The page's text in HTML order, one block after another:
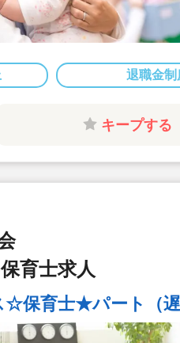
退職金制
キープする
育士求人
☆保育士★パート（